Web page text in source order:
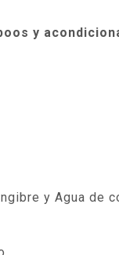
y
y Agua de